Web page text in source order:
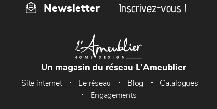
Newsletter Inscrivez-vous !
Un magasin du réseau L'Ameublier
Site internet Le réseau Blog
Catalogues
Engagements